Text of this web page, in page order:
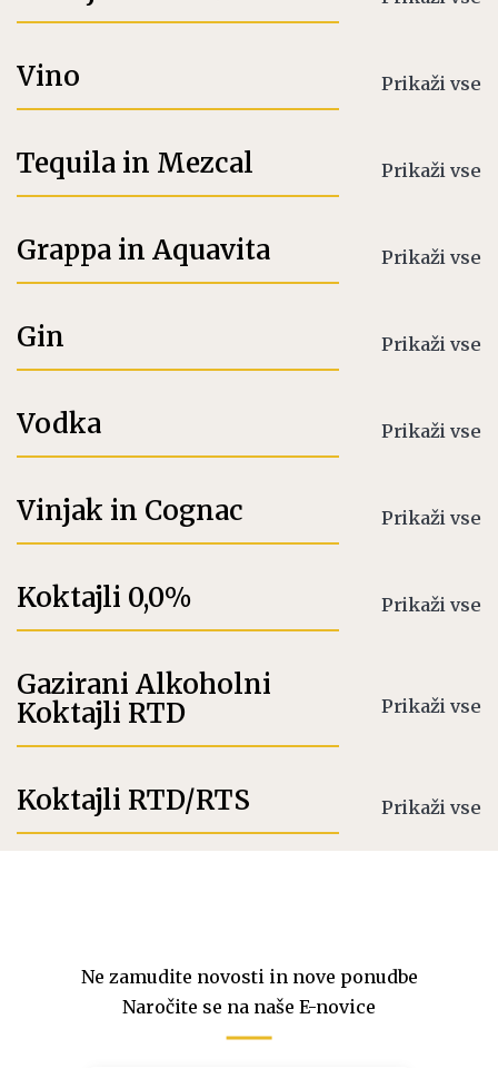
Vino Prikaži vse
Tequila in Mezcal Prikaži vse
Grappa in Aquavita Prikaži vse
Gin Prikaži vse
Vodka Prikaži vse
Vinjak in Cognac Prikaži vse
Koktajli 0,0% Prikaži vse
Gazirani Alkoholni
Koktajli RTD
Prikaži vse
Koktajli RTD/RTS Prikaži vse
Ne zamudite novosti in nove ponudbe
Naročite se na naše E-novice